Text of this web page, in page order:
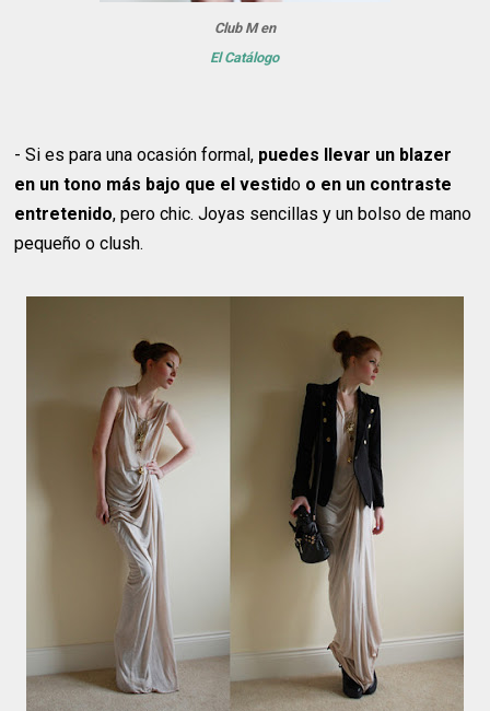
Club M en
El Catálogo
- Si es para una ocasión formal, puedes llevar un blazer
en un tono más bajo que el vestido o en un contraste
entretenido, pero chic. Joyas sencillas y un bolso de mano
pequeño o clush.